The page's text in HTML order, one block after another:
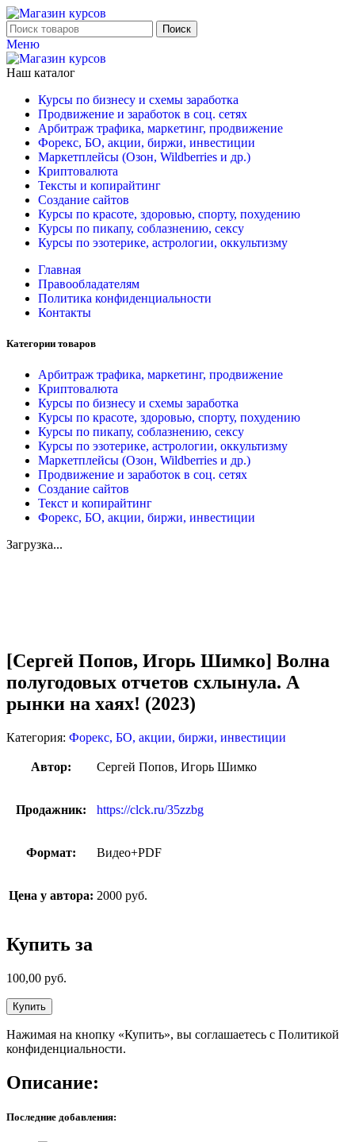
Поиск
Меню
Наш каталог
Курсы по бизнесу и схемы заработка
Продвижение и заработок в соц. сетях
Арбитраж трафика, маркетинг, продвижение
Форекс, БО, акции, биржи, инвестиции
Маркетплейсы (Озон, Wildberries и др.)
Криптовалюта
Тексты и копирайтинг
Создание сайтов
Курсы по красоте, здоровью, спорту, похудению
Курсы по пикапу, соблазнению, сексу
Курсы по эзотерике, астрологии, оккультизму
Главная
Правообладателям
Политика конфиденциальности
Контакты
Категории товаров
Арбитраж трафика, маркетинг, продвижение
Криптовалюта
Курсы по бизнесу и схемы заработка
Курсы по красоте, здоровью, спорту, похудению
Курсы по пикапу, соблазнению, сексу
Курсы по эзотерике, астрологии, оккультизму
Маркетплейсы (Озон, Wildberries и др.)
Продвижение и заработок в соц. сетях
Создание сайтов
Текст и копирайтинг
Форекс, БО, акции, биржи, инвестиции
Загрузка...
[Сергей Попов, Игорь Шимко] Волна
полугодовых отчетов схлынула. А
рынки на хаях! (2023)
Категория: Форекс, БО, акции, биржи, инвестиции
Автор: Сергей Попов, Игорь Шимко
Продажник: https://clck.ru/35zzbg
Формат: Видео+PDF
Цена у автора: 2000 руб.
Купить за
100,00 руб.
Купить
Нажимая на кнопку «Купить», вы соглашаетесь с Политикой
конфиденциальности.
Описание:
Последние добавления: